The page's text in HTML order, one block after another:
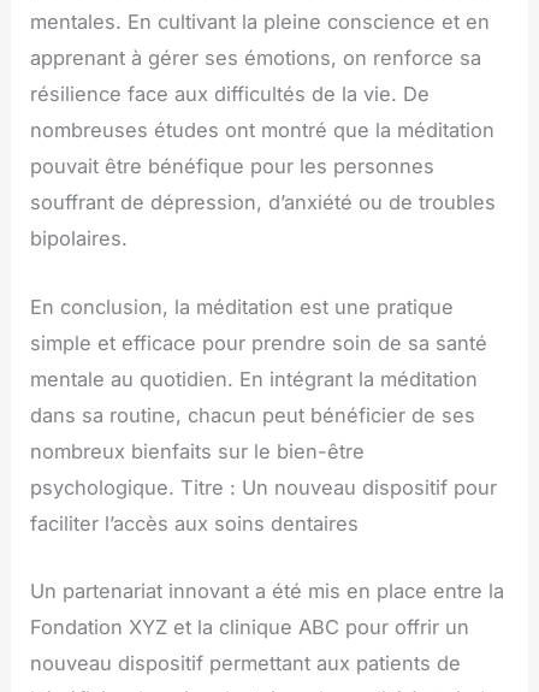
mentales. En cultivant la pleine conscience et en
apprenant à gérer ses émotions, on renforce sa
résilience face aux difficultés de la vie. De
nombreuses études ont montré que la méditation
pouvait être bénéfique pour les personnes
souffrant de dépression, d’anxiété ou de troubles
bipolaires.
En conclusion, la méditation est une pratique
simple et efficace pour prendre soin de sa santé
mentale au quotidien. En intégrant la méditation
dans sa routine, chacun peut bénéficier de ses
nombreux bienfaits sur le bien-être
psychologique. Titre : Un nouveau dispositif pour
faciliter l’accès aux soins dentaires
Un partenariat innovant a été mis en place entre la
Fondation XYZ et la clinique ABC pour offrir un
nouveau dispositif permettant aux patients de